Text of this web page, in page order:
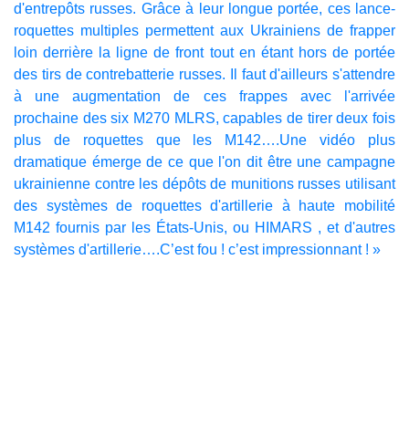
d'entrepôts russes. Grâce à leur longue portée, ces lance-
roquettes multiples permettent aux Ukrainiens de frapper
loin derrière la ligne de front tout en étant hors de portée
des tirs de contrebatterie russes. Il faut d'ailleurs s'attendre
à une augmentation de ces frappes avec l'arrivée
prochaine des six M270 MLRS, capables de tirer deux fois
plus de roquettes que les M142….Une vidéo plus
dramatique émerge de ce que l'on dit être une campagne
ukrainienne contre les dépôts de munitions russes utilisant
des systèmes de roquettes d'artillerie à haute mobilité
M142 fournis par les États-Unis, ou HIMARS , et d'autres
systèmes d'artillerie….C’est fou ! c’est impressionnant ! »